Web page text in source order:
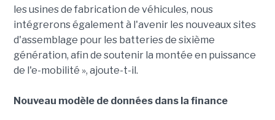
les usines de fabrication de véhicules, nous
intégrerons également à l'avenir les nouveaux sites
d'assemblage pour les batteries de sixième
génération, afin de soutenir la montée en puissance
de l'e-mobilité », ajoute-t-il.
Nouveau modèle de données dans la finance